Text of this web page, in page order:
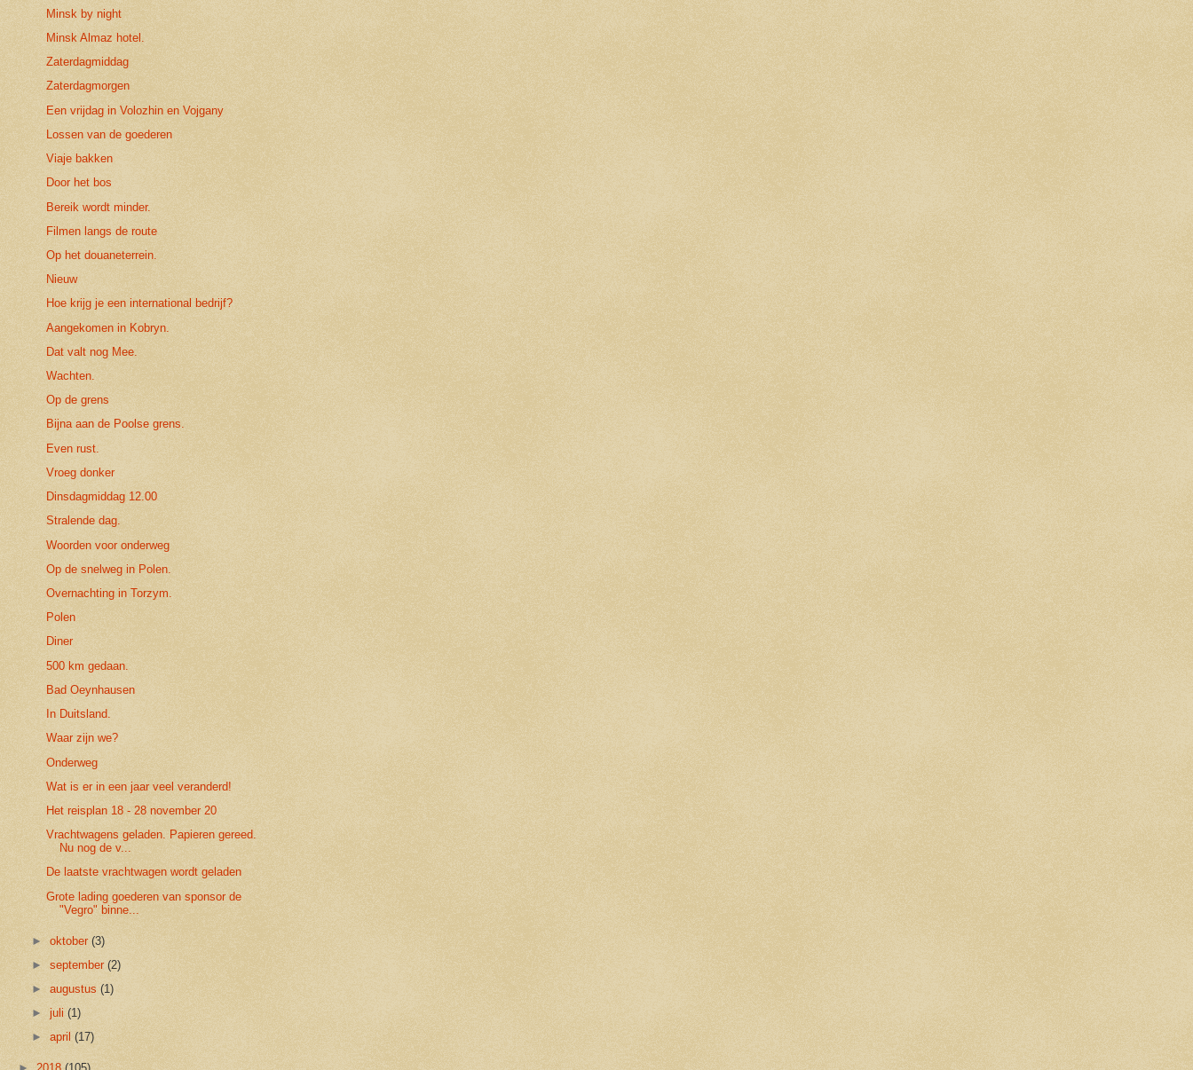
Minsk by night
Minsk Almaz hotel.
Zaterdagmiddag
Zaterdagmorgen
Een vrijdag in Volozhin en Vojgany
Lossen van de goederen
Viaje bakken
Door het bos
Bereik wordt minder.
Filmen langs de route
Op het douaneterrein.
Nieuw
Hoe krijg je een international bedrijf?
Aangekomen in Kobryn.
Dat valt nog Mee.
Wachten.
Op de grens
Bijna aan de Poolse grens.
Even rust.
Vroeg donker
Dinsdagmiddag 12.00
Stralende dag.
Woorden voor onderweg
Op de snelweg in Polen.
Overnachting in Torzym.
Polen
Diner
500 km gedaan.
Bad Oeynhausen
In Duitsland.
Waar zijn we?
Onderweg
Wat is er in een jaar veel veranderd!
Het reisplan 18 - 28 november 20
Vrachtwagens geladen. Papieren gereed.
Nu nog de v...
De laatste vrachtwagen wordt geladen
Grote lading goederen van sponsor de
"Vegro" binne...
►oktober (3)
►september (2)
►augustus (1)
►juli (1)
►april (17)